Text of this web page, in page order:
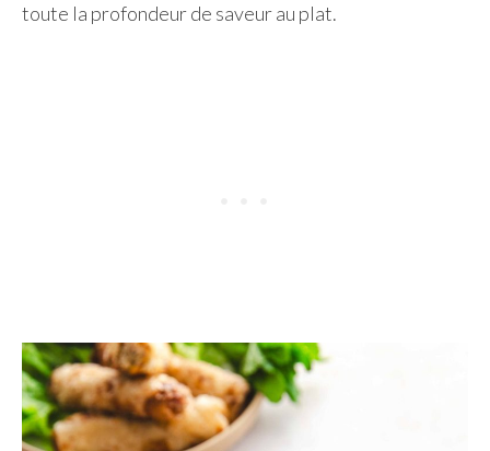
toute la profondeur de saveur au plat.